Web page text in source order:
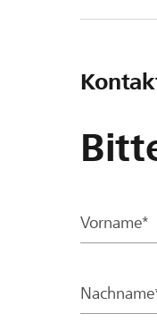
Vorname*